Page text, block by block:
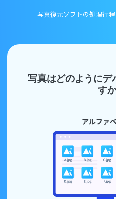
写真復元ソフトの処理行
写真はどのようにデ
す